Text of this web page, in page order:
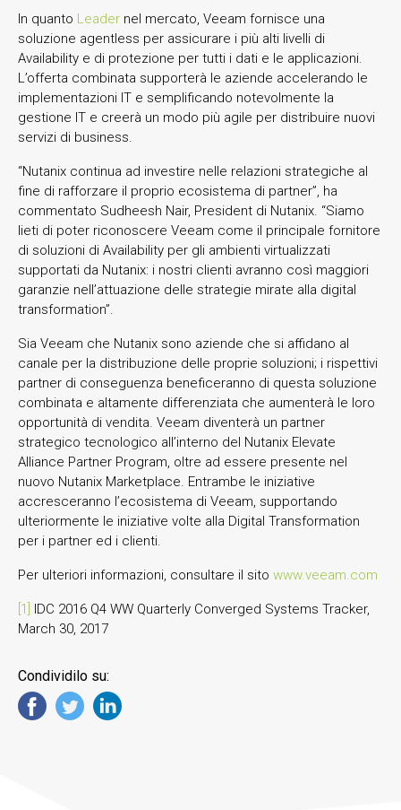
In quanto Leader nel mercato, Veeam fornisce una
soluzione agentless per assicurare i più alti livelli di
Availability e di protezione per tutti i dati e le applicazioni.
L’offerta combinata supporterà le aziende accelerando le
implementazioni IT e semplificando notevolmente la
gestione IT e creerà un modo più agile per distribuire nuovi
servizi di business.
“Nutanix continua ad investire nelle relazioni strategiche al
fine di rafforzare il proprio ecosistema di partner”, ha
commentato Sudheesh Nair, President di Nutanix. “Siamo
lieti di poter riconoscere Veeam come il principale fornitore
di soluzioni di Availability per gli ambienti virtualizzati
supportati da Nutanix: i nostri clienti avranno così maggiori
garanzie nell’attuazione delle strategie mirate alla digital
transformation”.
Sia Veeam che Nutanix sono aziende che si affidano al
canale per la distribuzione delle proprie soluzioni; i rispettivi
partner di conseguenza beneficeranno di questa soluzione
combinata e altamente differenziata che aumenterà le loro
opportunità di vendita. Veeam diventerà un partner
strategico tecnologico all’interno del Nutanix Elevate
Alliance Partner Program, oltre ad essere presente nel
nuovo Nutanix Marketplace. Entrambe le iniziative
accresceranno l’ecosistema di Veeam, supportando
ulteriormente le iniziative volte alla Digital Transformation
per i partner ed i clienti.
Per ulteriori informazioni, consultare il sito www.veeam.com
[1]
IDC 2016 Q4 WW Quarterly Converged Systems Tracker,
March 30, 2017
Condividilo su: